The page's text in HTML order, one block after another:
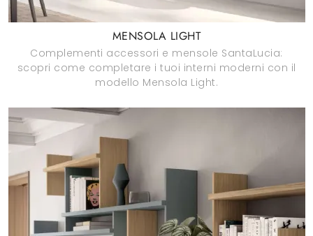
MENSOLA LIGHT
Complementi accessori e mensole SantaLucia:
scopri come completare i tuoi interni moderni con il
modello Mensola Light.